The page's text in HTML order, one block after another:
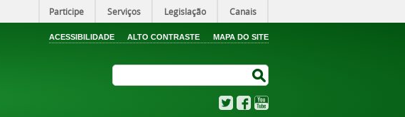
Participe Serviços Legislação Canais
ACESSIBILIDADE ALTO CONTRASTE MAPA DO SITE
TwitterFacebook